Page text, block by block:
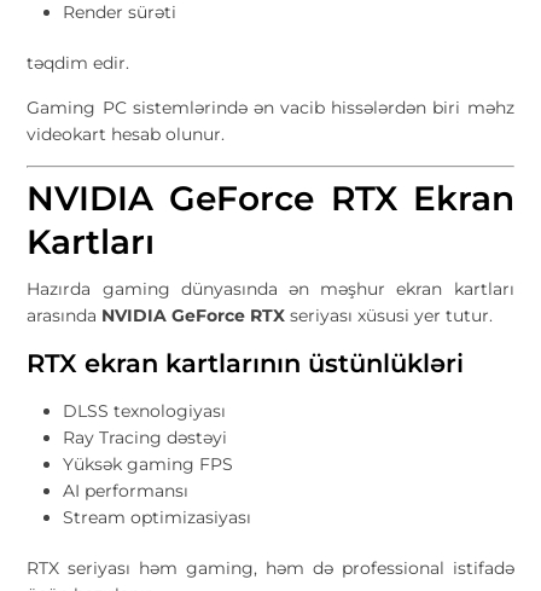
Render sürəti
təqdim edir.
Gaming PC sistemlərində ən vacib hissələrdən biri məhz
videokart hesab olunur.
NVIDIA GeForce RTX Ekran
Kartları
Hazırda gaming dünyasında ən məşhur ekran kartları
arasında NVIDIA GeForce RTX seriyası xüsusi yer tutur.
RTX ekran kartlarının üstünlükləri
DLSS texnologiyası
Ray Tracing dəstəyi
Yüksək gaming FPS
AI performansı
Stream optimizasiyası
RTX seriyası həm gaming, həm də professional istifadə